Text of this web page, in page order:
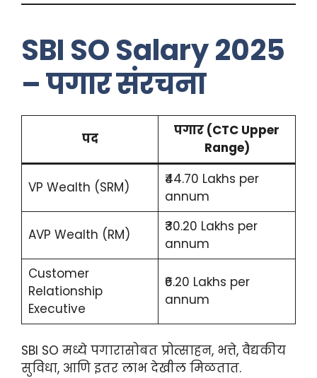
SBI SO Salary 2025
– पगार संरचना
पद
पगार (CTC Upper
Range)
VP Wealth (SRM)
₹44.70 Lakhs per
annum
AVP Wealth (RM)
₹30.20 Lakhs per
annum
Customer
Relationship
Executive
₹6.20 Lakhs per
annum
SBI SO मध्ये पगारासोबत प्रोत्साहन, भत्ते, वैद्यकीय
सुविधा, आणि इतर लाभ देखील मिळतात.